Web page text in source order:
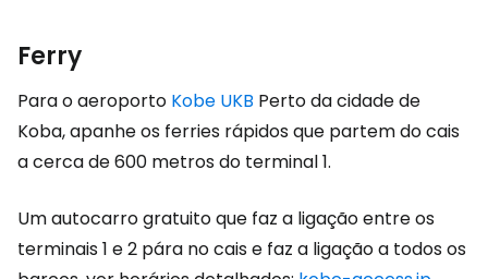
Ferry
Para o aeroporto Kobe UKB Perto da cidade de
Koba, apanhe os ferries rápidos que partem do cais
a cerca de 600 metros do terminal 1.
Um autocarro gratuito que faz a ligação entre os
terminais 1 e 2 pára no cais e faz a ligação a todos os